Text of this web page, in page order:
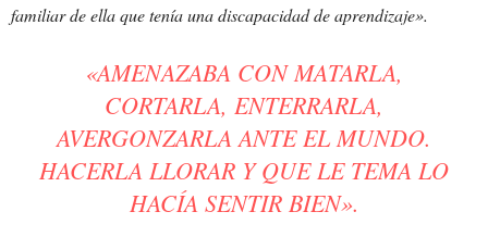
familiar de ella que tenía una discapacidad de aprendizaje».
«AMENAZABA CON MATARLA,
CORTARLA, ENTERRARLA,
AVERGONZARLA ANTE EL MUNDO.
HACERLA LLORAR Y QUE LE TEMA LO
HACÍA SENTIR BIEN».